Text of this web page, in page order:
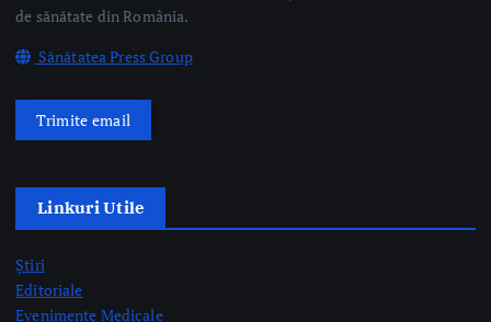
Trimite email
Linkuri Utile
Evenimente Medicale
Science&Tech
Pharma
Video